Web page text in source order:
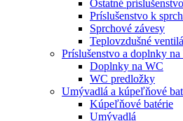
Ostatné
Príslušenstvo k
Sprchové závesy
Teplovzdušné
Príslušenstvo a doplnky
Doplnky na WC
WC predložky
Umývadlá a kúpeľňové
Kúpeľňové batérie
Umývadlá